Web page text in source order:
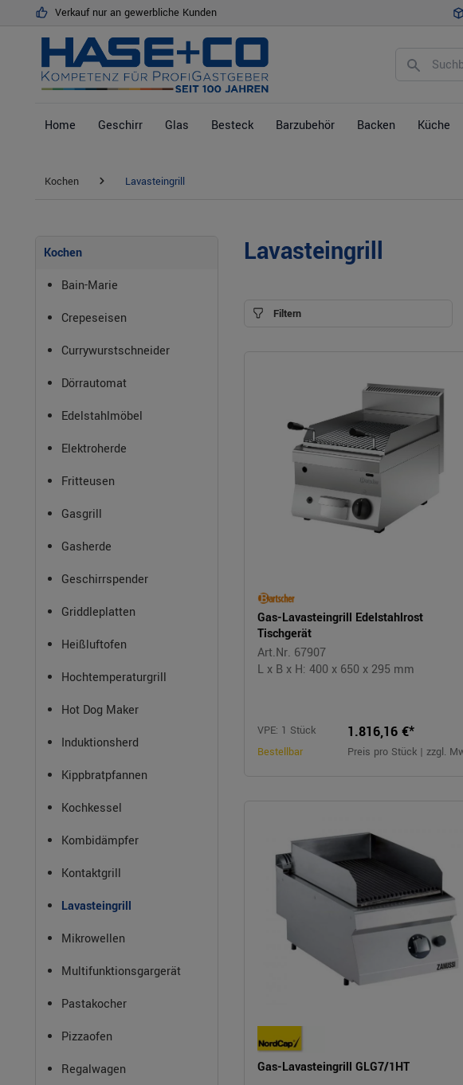
Zur Hauptnavigation springen
Verkauf nur an gewerbliche Kunden
Home Geschirr Glas Besteck Barzubehör Backen Küche
Kochen Lavasteingrill
Kochen
Bain-Marie
Crepeseisen
Currywurstschneider
Dörrautomat
Edelstahlmöbel
Elektroherde
Fritteusen
Gasgrill
Gasherde
Geschirrspender
Griddleplatten
Heißluftofen
Hochtemperaturgrill
Hot Dog Maker
Induktionsherd
Kippbratpfannen
Kochkessel
Kombidämpfer
Kontaktgrill
Lavasteingrill
Mikrowellen
Multifunktionsgargerät
Pastakocher
Pizzaofen
Regalwagen
Lavasteingrill
Filtern
Gas-Lavasteingrill Edelstahlrost
Tischgerät
Art.Nr. 67907
L x B x H: 400 x 650 x 295 mm
VPE: 1 Stück
Bestellbar
1.816,16 €*
Preis pro Stück | zzgl.
Gas-Lavasteingrill GLG7/1HT